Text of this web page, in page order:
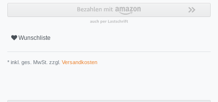
Wunschliste
* inkl. ges. MwSt. zzgl. Versandkosten